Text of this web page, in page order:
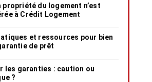
propriété du logement n’est
à Crédit Logement
et ressources pour bien
de prêt
les garanties : caution ou
?